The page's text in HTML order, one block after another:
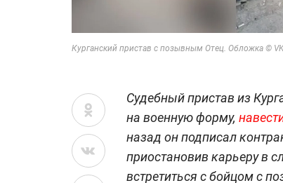
Курганский пристав с позывным Отец. Обложка ©
Судебный пристав из
на военную форму,
назад он подписал
приостановив карьеру в
встретиться с бойцом с